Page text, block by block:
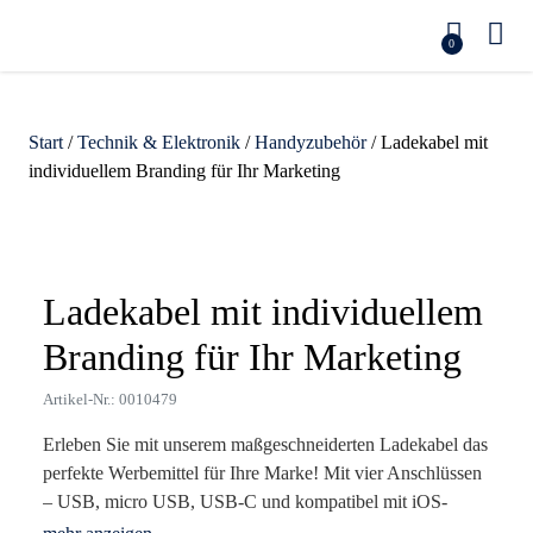
0
Start /Technik & Elektronik /Handyzubehör/ Ladekabel mit
individuellem Branding für Ihr Marketing
Ladekabel mit individuellem
Branding für Ihr Marketing
Artikel-Nr.: 0010479
Erleben Sie mit unserem maßgeschneiderten Ladekabel das
perfekte Werbemittel für Ihre Marke! Mit vier Anschlüssen
– USB, micro USB, USB-C und kompatibel mit iOS-